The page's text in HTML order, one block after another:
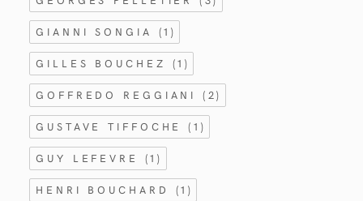
GIANNI SONGIA (1)
GILLES BOUCHEZ (1)
GOFFREDO REGGIANI(2)
GUSTAVE TIFFOCHE(1)
GUY LEFEVRE (1)
HENRI BOUCHARD (1)